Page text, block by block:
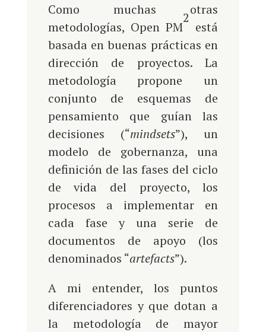
Como muchas otras
metodologías, Open PM
2
está
basada en buenas prácticas en
dirección de proyectos. La
metodología propone un
conjunto de esquemas de
pensamiento que guían las
decisiones (“mindsets”), un
modelo de gobernanza, una
definición de las fases del ciclo
de vida del proyecto, los
procesos a implementar en
cada fase y una serie de
documentos de apoyo (los
denominados “artefacts”).
A mi entender, los puntos
diferenciadores y que dotan a
la metodología de mayor